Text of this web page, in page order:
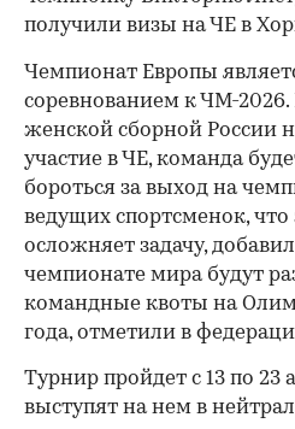
получили визы на ЧЕ в
00:00 / 00:00
Чемпионат Европы
соревнованием к ЧМ-
женской сборной России
участие в ЧЕ, команда
бороться за выход на
ведущих спортсменок, что
осложняет задачу,
чемпионате мира будут
командные квоты на
года, отметили в
Турнир пройдет с 13 по 23
выступят на нем в